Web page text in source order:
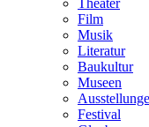
Theater
Film
Musik
Literatur
Baukultur
Museen
Festival